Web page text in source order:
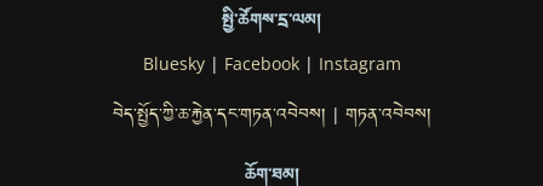
སྤྱི་ཚོགས་དྲ་ལམ།
Bluesky| Facebook| Instagram
བེད་སྤྱོད་ཀྱི་ཆ་རྐྱེན་དང་གཏན་འབེབས། | གཏན་འབེབས།
ཆོག་ཐམ།